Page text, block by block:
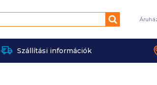
Keresés
Szállítási információk